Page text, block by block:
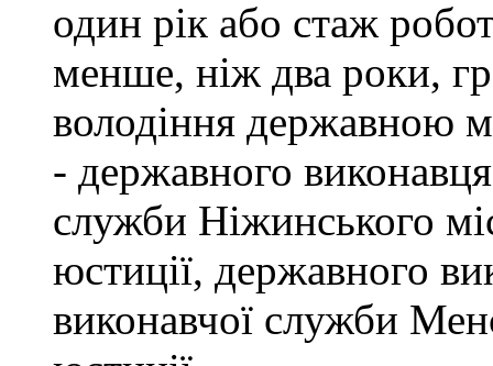
один рік або стаж
менше, ніж два роки,
володіння державною
- державного
служби Ніжинського
юстиції, державного
виконавчої служби